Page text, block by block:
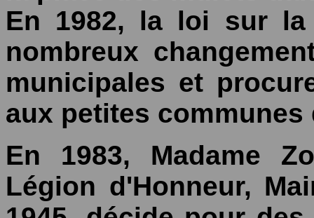
En 1982, la loi sur la
nombreux
municipales et
aux petites communes
En 1983, Madame
Légion d'Honneur,